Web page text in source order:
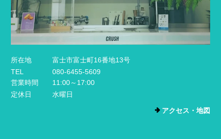
所在地
富士市富士町16番地13号
TEL
080-6455-5609
営業時間
11:00～17:00
定休日
水曜日
アクセス・地図